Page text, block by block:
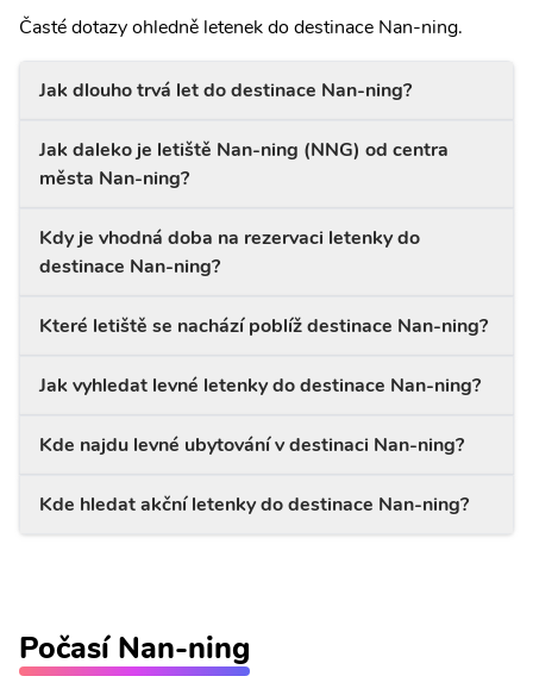
Časté dotazy ohledně letenek do destinace Nan-ning.
Jak dlouho trvá let do destinace Nan-ning?
Jak daleko je letiště Nan-ning (NNG) od centra
města Nan-ning?
Kdy je vhodná doba na rezervaci letenky do
destinace Nan-ning?
Které letiště se nachází poblíž destinace Nan-ning?
Jak vyhledat levné letenky do destinace Nan-ning?
Kde najdu levné ubytování v destinaci Nan-ning?
Kde hledat akční letenky do destinace Nan-ning?
Počasí Nan-ning